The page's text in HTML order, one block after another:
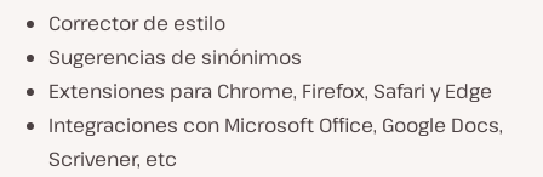
Corrector de estilo
Sugerencias de sinónimos
Extensiones para Chrome, Firefox, Safari y Edge
Integraciones con Microsoft Office, Google Docs,
Scrivener, etc